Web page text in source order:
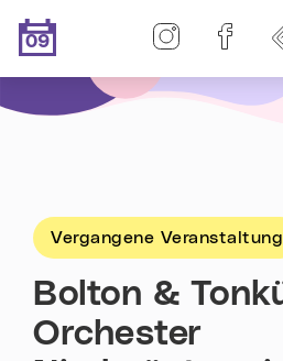
Heute ist der
09
Linz-
Vergangene Veranstaltung
Bolton &
Orchester